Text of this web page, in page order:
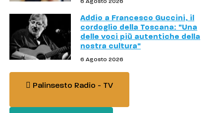
6 Agosto 2026
Addio a Francesco Guccini, il
cordoglio della Toscana: "Una
delle voci più autentiche della
nostra cultura"
6 Agosto 2026
Palinsesto Radio - TV